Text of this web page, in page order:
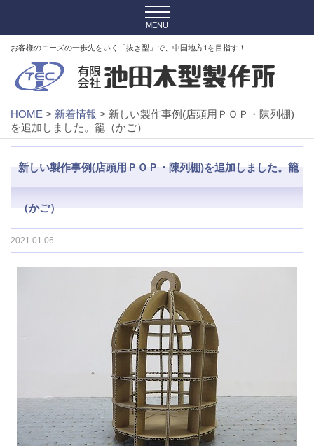
お客様のニーズの一歩先をいく「抜き型」で、中国地方1を目指す！
HOME > 新着情報 > 新しい製作事例(店頭用ＰＯＰ・陳列棚)
を追加しました。籠（かご）
新しい製作事例(店頭用ＰＯＰ・陳列棚)を追加しました。籠
（かご）
2021.01.06